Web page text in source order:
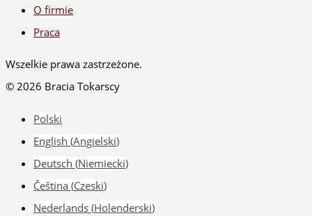
O firmie
Praca
Wszelkie prawa zastrzeżone.
© 2026 Bracia Tokarscy
Polski
English (Angielski)
Deutsch (Niemiecki)
Čeština (Czeski)
Nederlands (Holenderski)